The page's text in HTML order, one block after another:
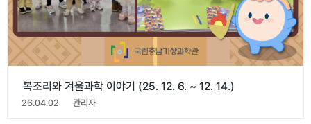
복조리와 겨울과학 이야기 (25. 12. 6. ~ 12. 14.)
26.04.02 관리자